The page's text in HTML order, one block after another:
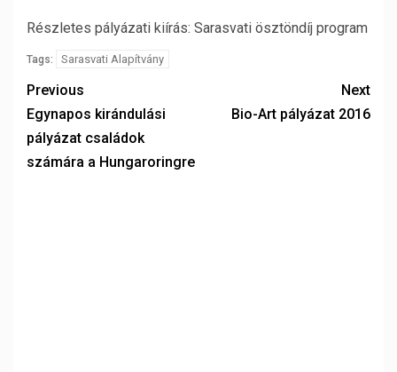
Részletes pályázati kiírás: Sarasvati ösztöndíj program
Tags: Sarasvati Alapítvány
Previous
Egynapos kirándulási
pályázat családok
számára a Hungaroringre
Next
Bio-Art pályázat 2016